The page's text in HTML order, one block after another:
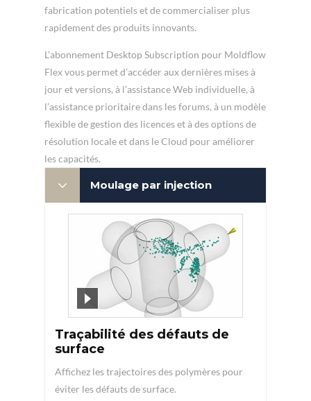
fabrication potentiels et de commercialiser plus
rapidement des produits innovants.
L’abonnement Desktop Subscription pour Moldflow
Flex vous permet d’accéder aux dernières mises à
jour et versions, à l’assistance Web individuelle, à
l’assistance prioritaire dans les forums, à un modèle
flexible de gestion des licences et à des options de
résolution locale et dans le Cloud pour améliorer
les capacités.
Moulage par injection
Traçabilité des défauts de
surface
Affichez les trajectoires des polymères pour
éviter les défauts de surface.